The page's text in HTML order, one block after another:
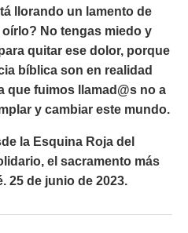
llorando un lamento de
No tengas miedo y
quitar ese dolor, porque
bíblica son en realidad
que fuimos llamad@s no a
y cambiar este mundo.
la Esquina Roja del
el sacramento más
25 de junio de 2023.